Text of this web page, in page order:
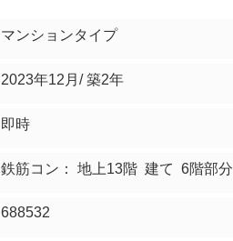
マンションタイプ
2023年12月/ 築2年
即時
鉄筋コン： 地上13階 建て 6階部分
688532